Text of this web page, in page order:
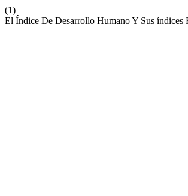
(1)
El Índice De Desarrollo Humano Y Sus índices